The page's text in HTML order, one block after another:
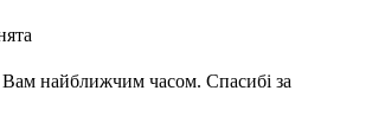
найближчим часом. Спасибі за